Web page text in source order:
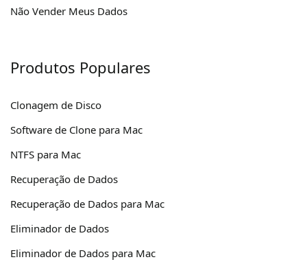
Não Vender Meus Dados
Produtos Populares
Clonagem de Disco
Software de Clone para Mac
NTFS para Mac
Recuperação de Dados
Recuperação de Dados para Mac
Eliminador de Dados
Eliminador de Dados para Mac